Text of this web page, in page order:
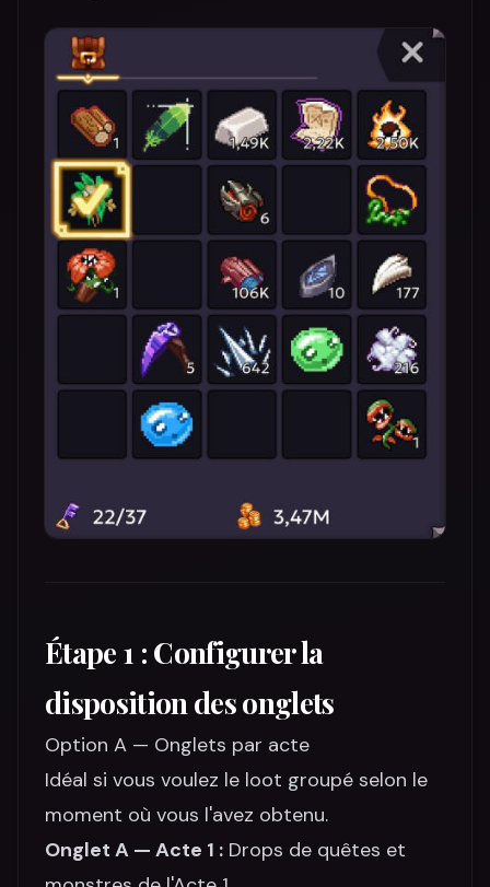
Étape 1 : Configurer la
disposition des onglets
Option A — Onglets par acte
Idéal si vous voulez le loot groupé selon le
moment où vous l'avez obtenu.
Onglet A — Acte 1 : Drops de quêtes et